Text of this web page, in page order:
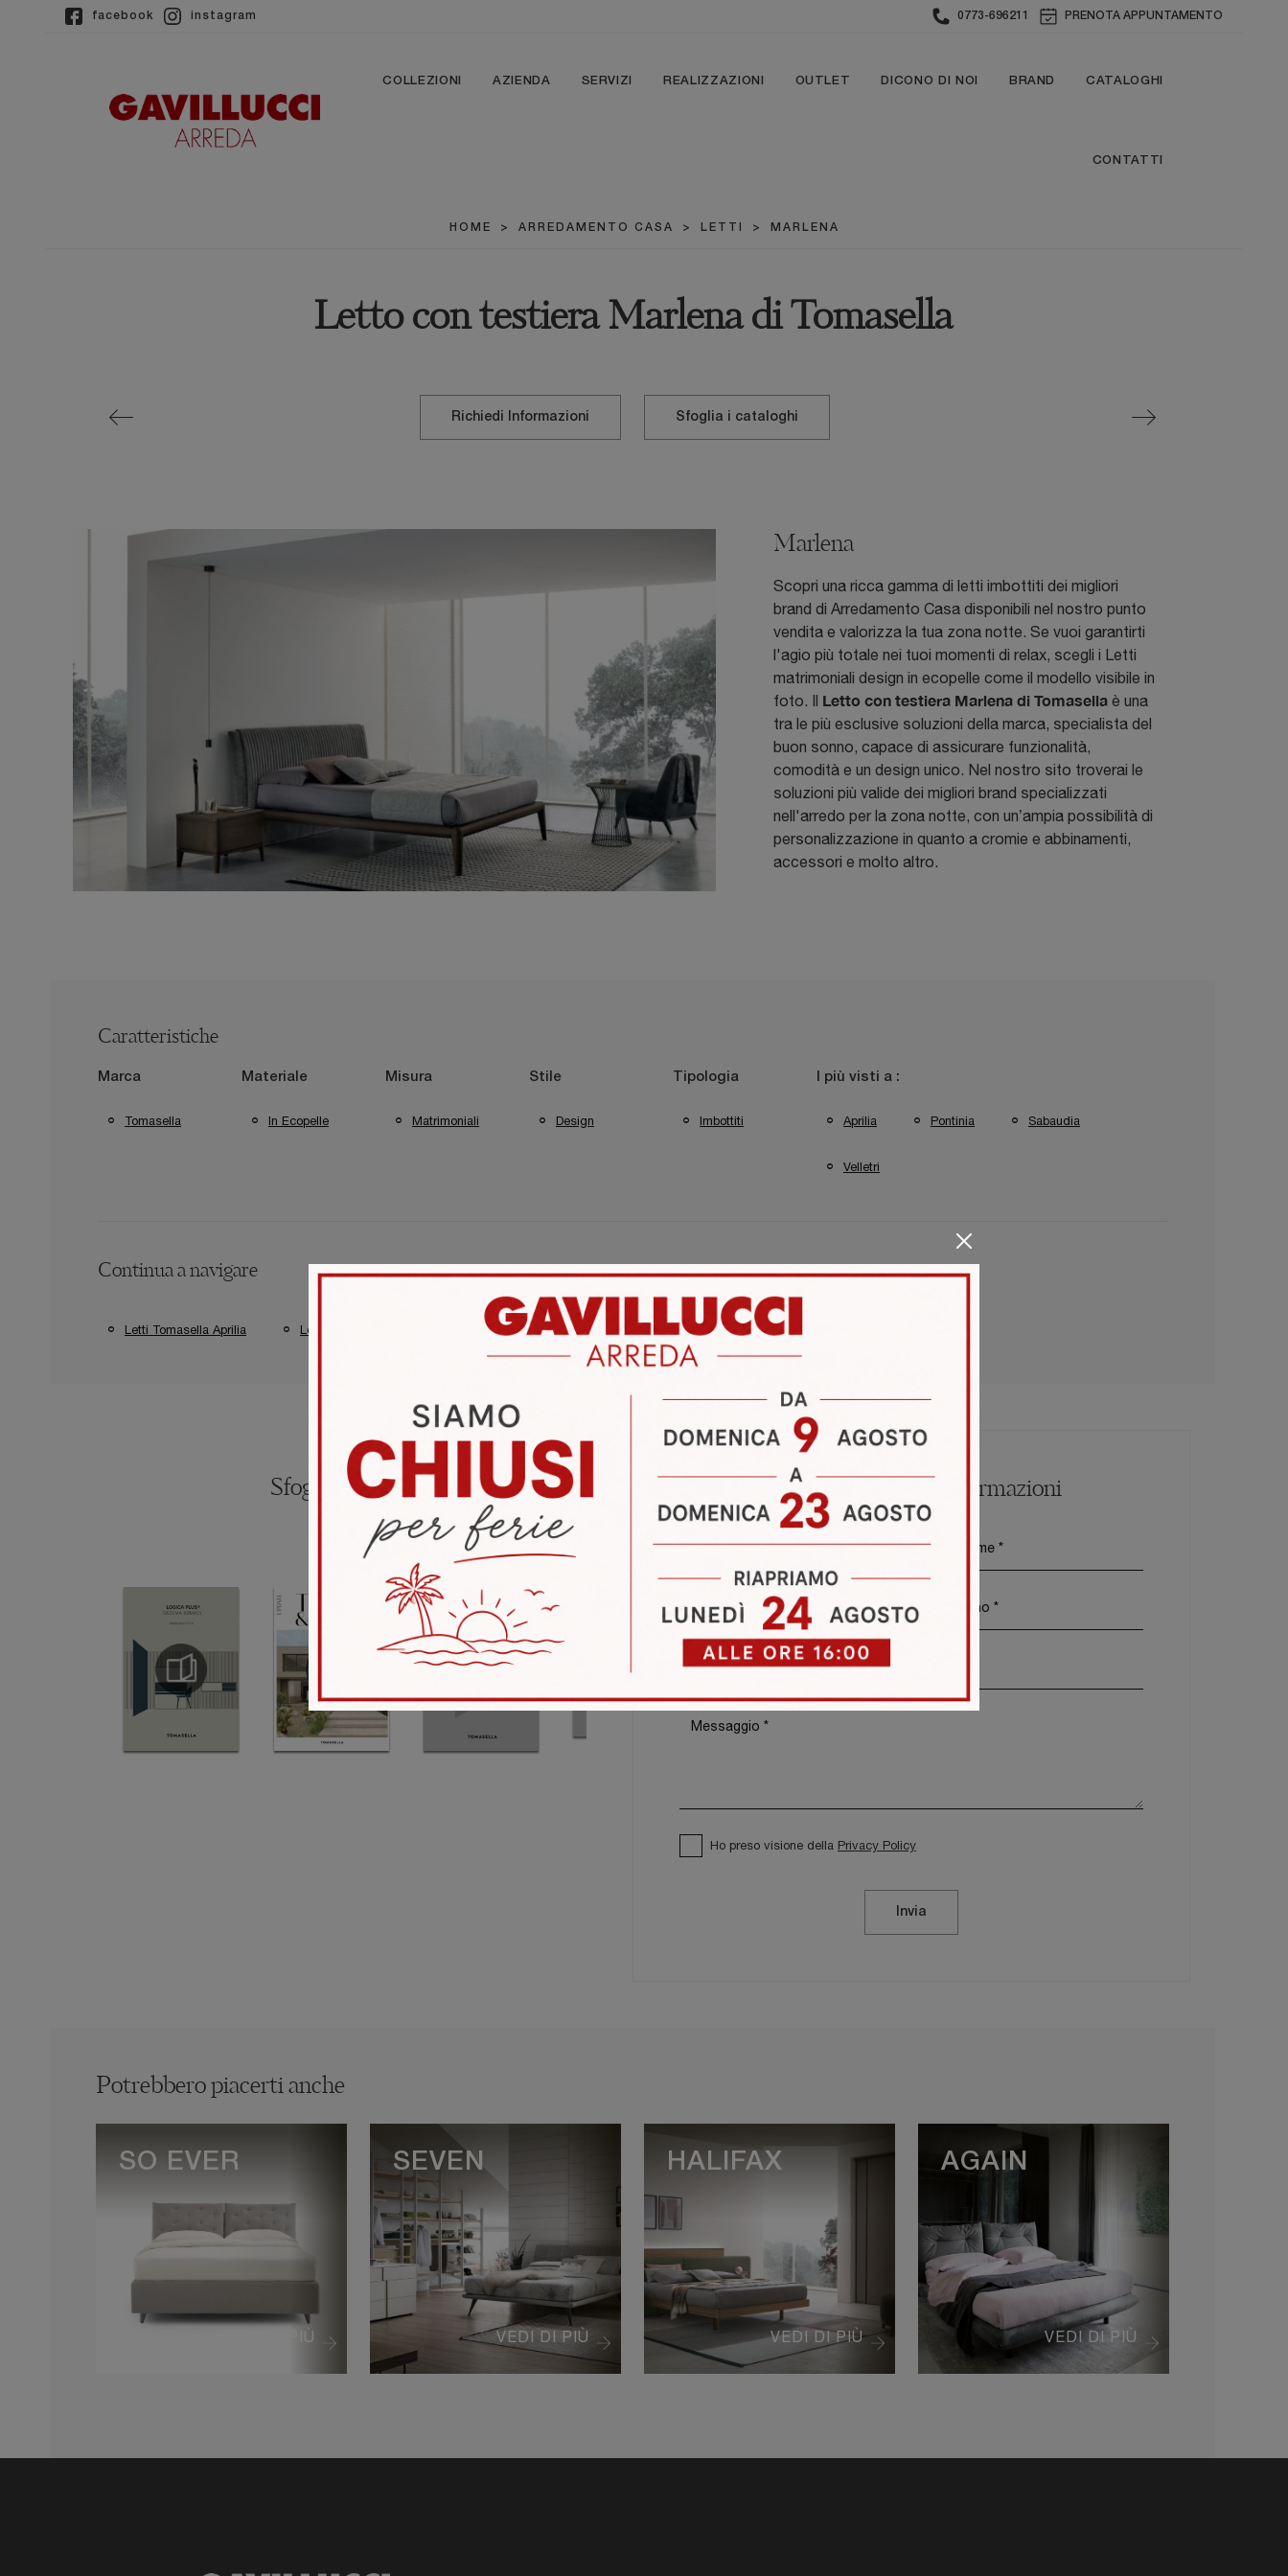
facebook instagram 0773-696211 PRENOTA APPUNTAMENTO
COLLEZIONI AZIENDA SERVIZI REALIZZAZIONI OUTLET DICONO DI NOI BRAND CATALOGHI
CONTATTI
HOME > ARREDAMENTO CASA > LETTI > MARLENA
Letto con testiera Marlena di Tomasella
Richiedi Informazioni Sfoglia i cataloghi
Marlena
Scopri una ricca gamma di letti imbottiti dei migliori
brand di Arredamento Casa disponibili nel nostro punto
vendita e valorizza la tua zona notte. Se vuoi garantirti
l'agio più totale nei tuoi momenti di relax, scegli i Letti
matrimoniali design in ecopelle come il modello visibile in
foto. Il Letto con testiera Marlena di Tomasella è una
tra le più esclusive soluzioni della marca, specialista del
buon sonno, capace di assicurare funzionalità,
comodità e un design unico. Nel nostro sito troverai le
soluzioni più valide dei migliori brand specializzati
nell'arredo per la zona notte, con un’ampia possibilità di
personalizzazione in quanto a cromie e abbinamenti,
accessori e molto altro.
Caratteristiche
Marca
Tomasella
Materiale
In Ecopelle
Misura
Matrimoniali
Stile
Design
Tipologia
Imbottiti
I più visti a :
Aprilia Pontinia Sabaudia
Velletri
Continua a navigare
Letti Tomasella Aprilia Letti Tomasella Pontinia Letti Tomasella Sabaudia Letti Tomasella Velletri
Sfoglia i cataloghi Richiedi Maggiori Informazioni
Ho preso visione della Privacy Policy
Invia
Potrebbero piacerti anche
VEDI DI PIÙ
SO EVER
VEDI DI PIÙ
SEVEN
VEDI DI PIÙ
HALIFAX
VEDI DI PIÙ
AGAIN